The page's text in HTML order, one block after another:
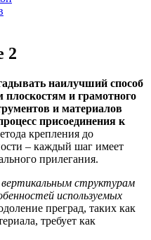
2
наилучший способ
и грамотного
и материалов
присоединения к
крепления до
– каждый шаг имеет
прилегания.
структурам
используемых
преград, таких как
требует как